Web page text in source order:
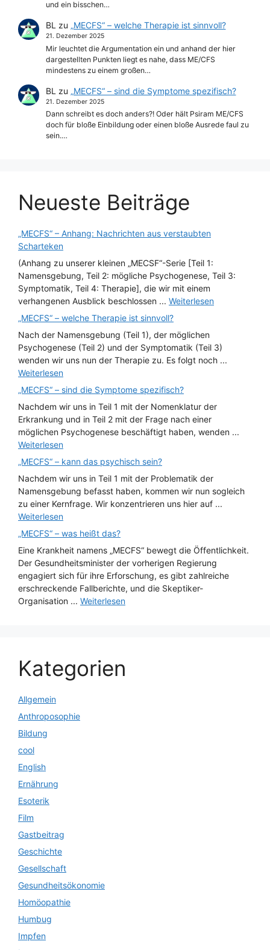
und ein bisschen…
BL zu „MECFS“ – welche Therapie ist sinnvoll?
21. Dezember 2025
Mir leuchtet die Argumentation ein und anhand der hier
dargestellten Punkten liegt es nahe, dass ME/CFS
mindestens zu einem großen…
BL zu „MECFS“ – sind die Symptome spezifisch?
21. Dezember 2025
Dann schreibt es doch anders?! Oder hält Psiram ME/CFS
doch für bloße Einbildung oder einen bloße Ausrede faul zu
sein.…
Neueste Beiträge
„MECFS“ – Anhang: Nachrichten aus verstaubten
Scharteken
(Anhang zu unserer kleinen „MECSF“-Serie [Teil 1:
Namensgebung, Teil 2: mögliche Psychogenese, Teil 3:
Symptomatik, Teil 4: Therapie], die wir mit einem
verhangenen Ausblick beschlossen ... Weiterlesen
„MECFS“ – welche Therapie ist sinnvoll?
Nach der Namensgebung (Teil 1), der möglichen
Psychogenese (Teil 2) und der Symptomatik (Teil 3)
wenden wir uns nun der Therapie zu. Es folgt noch ...
Weiterlesen
„MECFS“ – sind die Symptome spezifisch?
Nachdem wir uns in Teil 1 mit der Nomenklatur der
Erkrankung und in Teil 2 mit der Frage nach einer
möglichen Psychogenese beschäftigt haben, wenden ...
Weiterlesen
„MECFS“ – kann das psychisch sein?
Nachdem wir uns in Teil 1 mit der Problematik der
Namensgebung befasst haben, kommen wir nun sogleich
zu einer Kernfrage. Wir konzentrieren uns hier auf ...
Weiterlesen
„MECFS“ – was heißt das?
Eine Krankheit namens „MECFS“ bewegt die Öffentlichkeit.
Der Gesundheitsminister der vorherigen Regierung
engagiert sich für ihre Erforschung, es gibt zahlreiche
erschreckende Fallberichte, und die Skeptiker-
Organisation ... Weiterlesen
Kategorien
Allgemein
Anthroposophie
Bildung
cool
English
Ernährung
Esoterik
Film
Gastbeitrag
Geschichte
Gesellschaft
Gesundheitsökonomie
Homöopathie
Humbug
Impfen